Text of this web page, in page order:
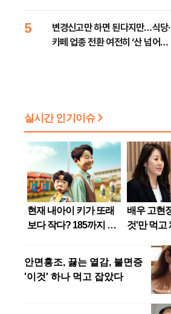
5
변경신고만 하면 된다지만…식당·
카페 업종 전환 여전히 ‘산 넘어